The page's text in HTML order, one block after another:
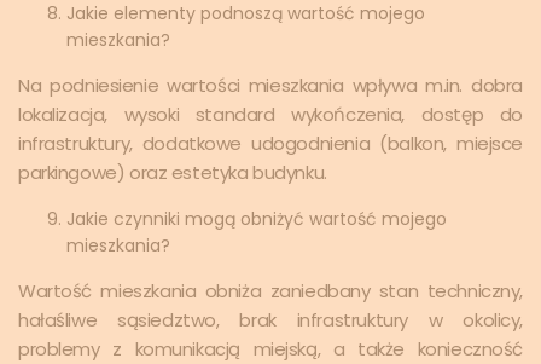
Jakie elementy podnoszą wartość mojego
mieszkania?
Na podniesienie wartości mieszkania wpływa m.in. dobra
lokalizacja, wysoki standard wykończenia, dostęp do
infrastruktury, dodatkowe udogodnienia (balkon, miejsce
parkingowe) oraz estetyka budynku.
Jakie czynniki mogą obniżyć wartość mojego
mieszkania?
Wartość mieszkania obniża zaniedbany stan techniczny,
hałaśliwe sąsiedztwo, brak infrastruktury w okolicy,
problemy z komunikacją miejską, a także konieczność